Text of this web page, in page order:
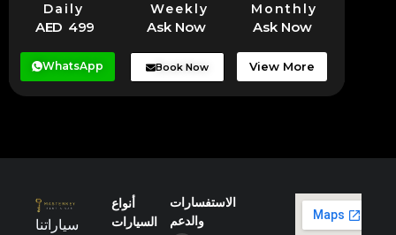
Daily Weekly Monthly
AED 499 Ask Now Ask Now
WhatsApp Book Now View More
سياراتنا
أنواع
السيارات
الاستفسارات
والدعم